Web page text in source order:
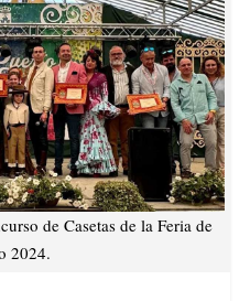
de Casetas de la Feria de
2024.